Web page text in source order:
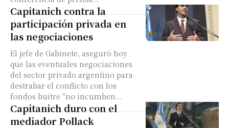
Capitanich contra la
participación privada en
las negociaciones
El jefe de Gabinete, aseguró hoy
que las eventuales negociaciones
del sector privado argentino para
destrabar el conflicto con los
fondos buitre "no incumben...
Capitanich duro con el
mediador Pollack